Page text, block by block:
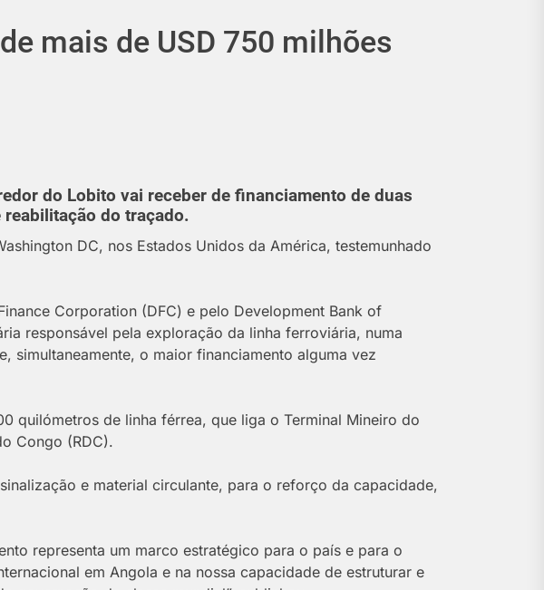
mais de USD 750 milhões
do Lobito vai receber de financiamento de duas
do traçado.
DC, nos Estados Unidos da América, testemunhado
Corporation (DFC) e pelo Development Bank of
responsável pela exploração da linha ferroviária, numa
simultaneamente, o maior financiamento alguma vez
quilómetros de linha férrea, que liga o Terminal Mineiro do
Congo (RDC).
e material circulante, para o reforço da capacidade,
representa um marco estratégico para o país e para o
em Angola e na nossa capacidade de estruturar e